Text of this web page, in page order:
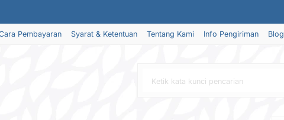
Pembayaran Syarat & Ketentuan Tentang Kami Info Pengiriman Blog